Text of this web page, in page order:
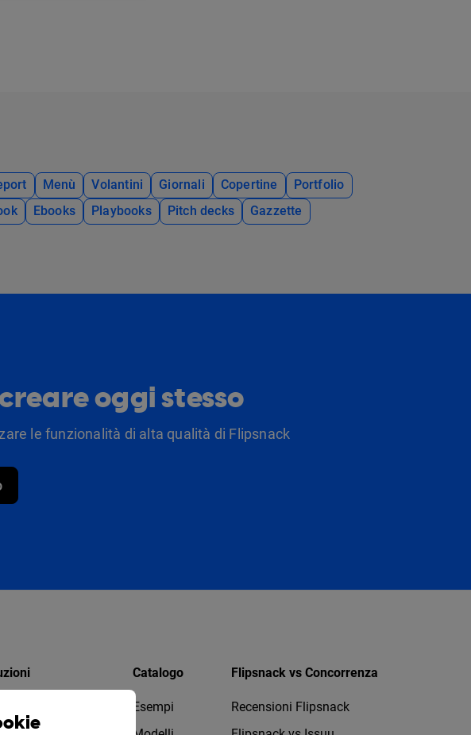
Menù Volantini Giornali Copertine
Portfolio
Ebooks Playbooks Pitch decks
Gazzette
oggi stesso
le funzionalità di alta qualità di Flipsnack
Catalogo
Esempi
Flipsnack vs Concorrenza
Recensioni Flipsnack